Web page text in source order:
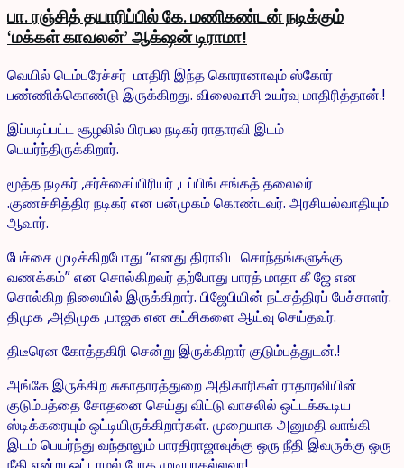
பா. ரஞ்சித் தயாரிப்பில் கே. மணிகண்டன் நடிக்கும்
‘மக்கள் காவலன்’ ஆக்‌ஷன் டிராமா!
வெயில் டெம்பரேச்சர் மாதிரி இந்த கொரானாவும் ஸ்கோர்
பண்ணிக்கொண்டு இருக்கிறது. விலைவாசி உயர்வு மாதிரித்தான்.!
இப்படிப்பட்ட சூழலில் பிரபல நடிகர் ராதாரவி இடம்
பெயர்ந்திருக்கிறார்.
மூத்த நடிகர் ,சர்ச்சைப்பிரியர் ,டப்பிங் சங்கத் தலைவர்
.குணச்சித்திர நடிகர் என பன்முகம் கொண்டவர். அரசியல்வாதியும்
ஆவார்.
பேச்சை முடிக்கிறபோது “எனது திராவிட சொந்தங்களுக்கு
வணக்கம்” என சொல்கிறவர் தற்போது பாரத் மாதா கீ ஜே என
சொல்கிற நிலையில் இருக்கிறார். பிஜேபியின் நட்சத்திரப் பேச்சாளர்.
திமுக ,அதிமுக ,பாஜக என கட்சிகளை ஆய்வு செய்தவர்.
திடீரென கோத்தகிரி சென்று இருக்கிறார் குடும்பத்துடன்.!
அங்கே இருக்கிற சுகாதாரத்துறை அதிகாரிகள் ராதாரவியின்
குடும்பத்தை சோதனை செய்து விட்டு வாசலில் ஒட்டக்கூடிய
ஸ்டிக்கரையும் ஒட்டியிருக்கிறார்கள். முறையாக அனுமதி வாங்கி
இடம் பெயர்ந்து வந்தாலும் பாரதிராஜாவுக்கு ஒரு நீதி இவருக்கு ஒரு